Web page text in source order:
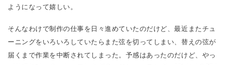
ようになって嬉しい。
そんなわけで制作の仕事を日々進めていたのだけど、最近またチュ
ーニングをいろいろしていたらまた弦を切ってしまい、替えの弦が
届くまで作業を中断されてしまった。予感はあったのだけど、やっ